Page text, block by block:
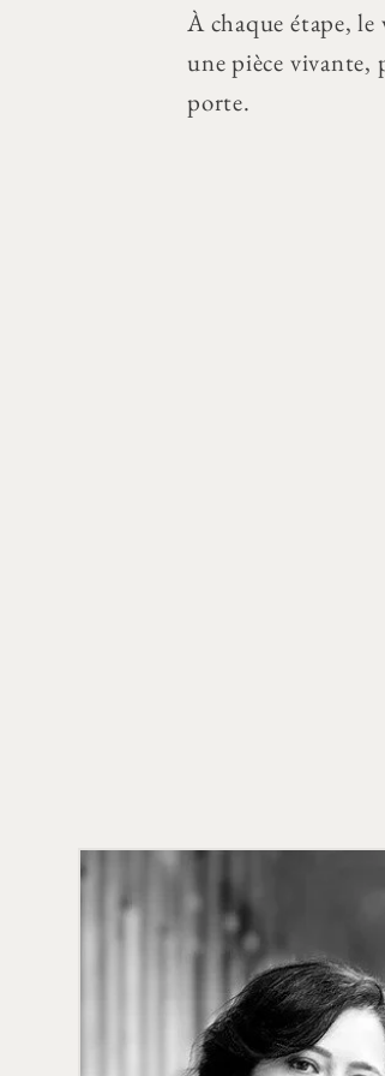
À chaque étape,
une pièce vivante,
porte.